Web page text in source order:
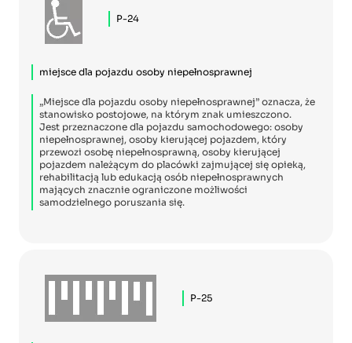
P-24
miejsce dla pojazdu osoby niepełnosprawnej
„Miejsce dla pojazdu osoby niepełnosprawnej” oznacza, że
stanowisko postojowe, na którym znak umieszczono.
Jest przeznaczone dla pojazdu samochodowego: osoby
niepełnosprawnej, osoby kierującej pojazdem, który
przewozi osobę niepełnosprawną, osoby kierującej
pojazdem należącym do placówki zajmującej się opieką,
rehabilitacją lub edukacją osób niepełnosprawnych
mających znacznie ograniczone możliwości
samodzielnego poruszania się.
P-25